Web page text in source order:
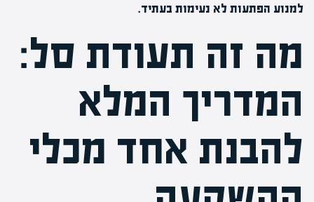
למנוע הפתעות לא נעימות בעתיד.
מה זה תעודת סל:
המדריך המלא
להבנת אחד מכלי